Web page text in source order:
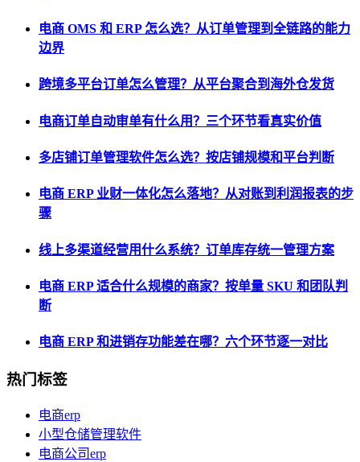
电商 OMS 和 ERP 怎么选？从订单管理到全链路的能力
边界
跨境多平台订单怎么管理？从平台聚合到海外仓发货
电商订单自动审单有什么用？三个环节看真实价值
多店铺订单管理软件怎么选？按店铺规模和平台判断
电商 ERP 业财一体化怎么落地？从对账到利润报表的步
骤
线上多渠道经营用什么系统？订单库存统一管理方案
电商 ERP 适合什么规模的商家？按单量 SKU 和团队判
断
电商 ERP 和进销存功能差在哪？六个环节逐一对比
热门标签
电商erp
小型仓储管理软件
电商公司erp